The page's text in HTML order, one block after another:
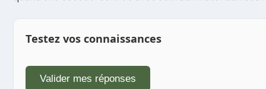
Testez vos connaissances
Valider mes réponses